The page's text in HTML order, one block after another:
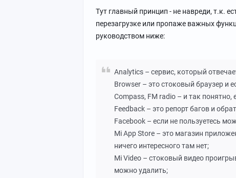
Тут главный принцип - не навреди, т.к.
перезагрузке или пропаже важных
руководством ниже:
Analytics – сервис, который
Browser – это стоковый браузер и
Compass, FM radio – и так понятно,
Feedback – это репорт багов и
Facebook – если не пользуетесь
Mi App Store – это магазин
ничего интересного там нет;
Mi Video – стоковый видео
можно удалить;